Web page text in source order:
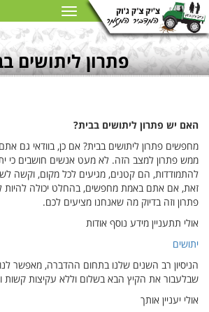
פתרון ליתושים
האם יש פתרון ליתושים בבית?
מחפשים פתרון ליתושים בבית? אם כן, בוודאי גם
ממש פתרון למצב הזה. לא מעט אנשים חושבים כי
להתמודדות, הם קטנים, מגיעים לכל מקום, וקשה
זאת, אם אתם באמת מחפשים, בהחלט יכולה להיות
פתרון וזה בדיוק מה שאנחנו מציעים לכם.
אולי תתעניין מידע נוסף אודות
יתושים
הניסיון רב השנים שלנו בתחום ההדברה, מאפשר
שבלעבור את הקיץ הבא בשלום וללא עקיצות קשות
אולי יעניין אותך